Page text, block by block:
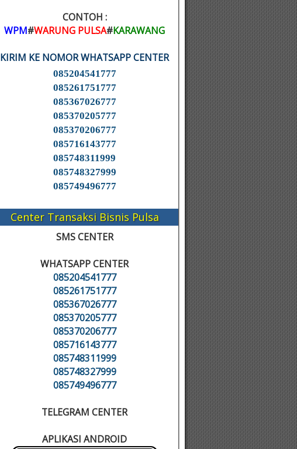
CONTOH :
WPM#WARUNG PULSA#KARAWANG
KIRIM KE NOMOR WHATSAPP CENTER
085204541777
085261751777
085367026777
085370205777
085370206777
085716143777
085748311999
085748327999
085749496777
Center Transaksi Bisnis Pulsa
SMS CENTER
WHATSAPP CENTER
085204541777
085261751777
085367026777
085370205777
085370206777
085716143777
085748311999
085748327999
085749496777
TELEGRAM CENTER
APLIKASI ANDROID